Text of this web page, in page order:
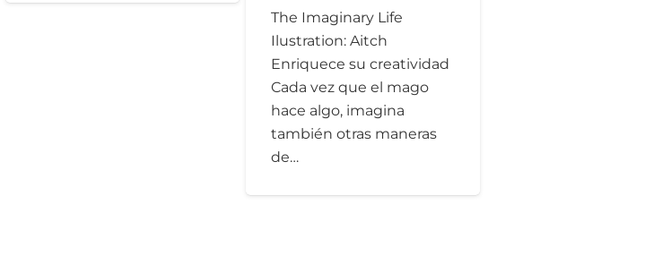
The Imaginary Life
Ilustration: Aitch
Enriquece su creatividad
Cada vez que el mago
hace algo, imagina
también otras maneras
de…